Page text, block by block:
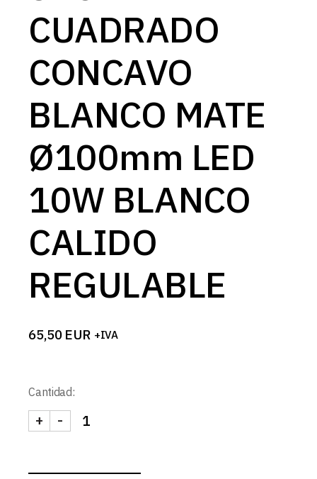
CUADRADO
CONCAVO
BLANCO MATE
Ø100mm LED
10W BLANCO
CALIDO
REGULABLE
65,50 EUR +IVA
Cantidad:
SPOT CUADRADO CONCAVO BLANCO MATE
-
+